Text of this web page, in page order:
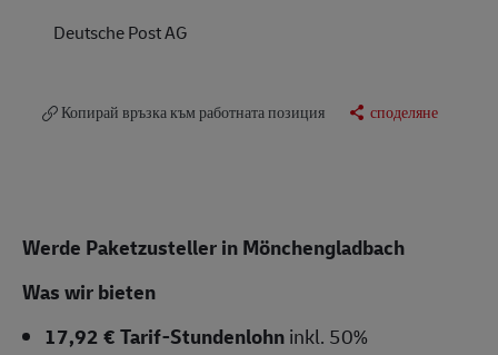
Deutsche Post AG
Копирай връзка към работната позиция споделяне
Werde Paketzusteller in Mönchengladbach
Was wir bieten
17,92 € Tarif-Stundenlohninkl. 50%